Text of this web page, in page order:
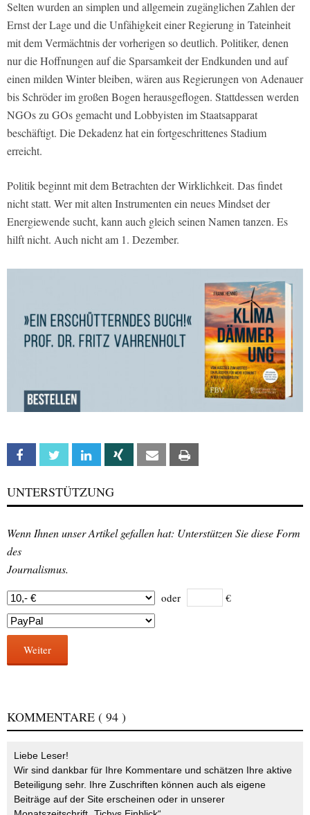
Selten wurden an simplen und allgemein zugänglichen Zahlen der
Ernst der Lage und die Unfähigkeit einer Regierung in Tateinheit
mit dem Vermächtnis der vorherigen so deutlich. Politiker, denen
nur die Hoffnungen auf die Sparsamkeit der Endkunden und auf
einen milden Winter bleiben, wären aus Regierungen von Adenauer
bis Schröder im großen Bogen herausgeflogen. Stattdessen werden
NGOs zu GOs gemacht und Lobbyisten im Staatsapparat
beschäftigt. Die Dekadenz hat ein fortgeschrittenes Stadium
erreicht.
Politik beginnt mit dem Betrachten der Wirklichkeit. Das findet
nicht statt. Wer mit alten Instrumenten ein neues Mindset der
Energiewende sucht, kann auch gleich seinen Namen tanzen. Es
hilft nicht. Auch nicht am 1. Dezember.
Facebook Twitter Linkedin Xing Email
UNTERSTÜTZUNG
Wenn Ihnen unser Artikel gefallen hat: Unterstützen Sie diese Form
des
Journalismus.
oder €
Weiter
KOMMENTARE ( 94 )
Liebe Leser!
Wir sind dankbar für Ihre Kommentare und schätzen Ihre aktive
Beteiligung sehr. Ihre Zuschriften können auch als eigene
Beiträge auf der Site erscheinen oder in unserer